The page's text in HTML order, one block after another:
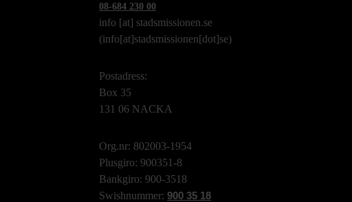
08-684 230 00
info [at] stadsmissionen.se
(info[at]stadsmissionen[dot]se)
Postadress:
Box 35
131 06 NACKA
Org.nr: 802003-1954
Plusgiro: 900351-8
Bankgiro: 900-3518
Swishnummer: 900 35 18